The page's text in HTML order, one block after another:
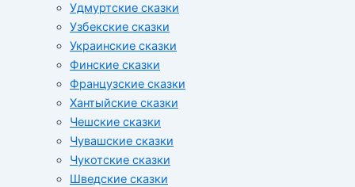
Удмуртские сказки
Узбекские сказки
Украинские сказки
Финские сказки
Французские сказки
Хантыйские сказки
Чешские сказки
Чувашские сказки
Чукотские сказки
Шведские сказки